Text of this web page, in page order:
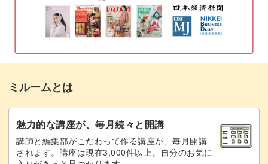
ジェルの使い分けをマスターすればミラーアートの幅が広
がります！
他のデザインにも活かせる技をぜひ習得してくださいね。
ペンダントの中に描くのは、シンプルなお花のアート。
ミラーパウダーをつける
花びらのアートをする
完成♪ 21:05
ミルームとは
魅力的な講座が、毎月続々と開講
講師と編集部がこだわって作る講座が、毎月開講
されます。講座は現在3,000件以上。自分のお気に